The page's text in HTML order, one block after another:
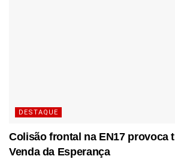
DESTAQUE
Colisão frontal na EN17 provoca
Venda da Esperança